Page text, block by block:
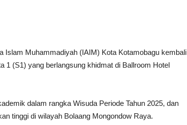
Islam Muhammadiyah (IAIM) Kota Kotamobagu kembali
1 (S1) yang berlangsung khidmat di Ballroom Hotel
dalam rangka Wisuda Periode Tahun 2025, dan
tinggi di wilayah Bolaang Mongondow Raya.